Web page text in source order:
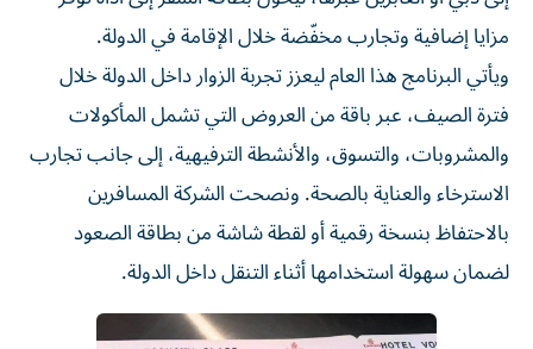
مزايا إضافية وتجارب مخفّضة خلال الإقامة في الدولة.
ويأتي البرنامج هذا العام ليعزز تجربة الزوار داخل الدولة خلال
فترة الصيف، عبر باقة من العروض التي تشمل المأكولات
والمشروبات، والتسوق، والأنشطة الترفيهية، إلى جانب تجارب
الاسترخاء والعناية بالصحة. ونصحت الشركة المسافرين
بالاحتفاظ بنسخة رقمية أو لقطة شاشة من بطاقة الصعود
لضمان سهولة استخدامها أثناء التنقل داخل الدولة.